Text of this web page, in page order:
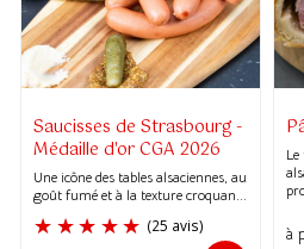
(13 avis)
Saucisses de Strasbourg -
Médaille d'or CGA 2026
Une icône des tables alsaciennes, au
goût fumé et à la texture croquan...
à